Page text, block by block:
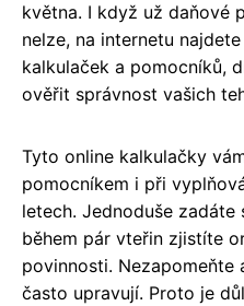
května. I když už daňové
nelze, na internetu
kalkulaček a pomocníků,
ověřit správnost vašich
Tyto online kalkulačky
pomocníkem i při
letech. Jednoduše zadáte
během pár vteřin zjistíte
povinnosti. Nezapomeňte
často upravují. Proto je